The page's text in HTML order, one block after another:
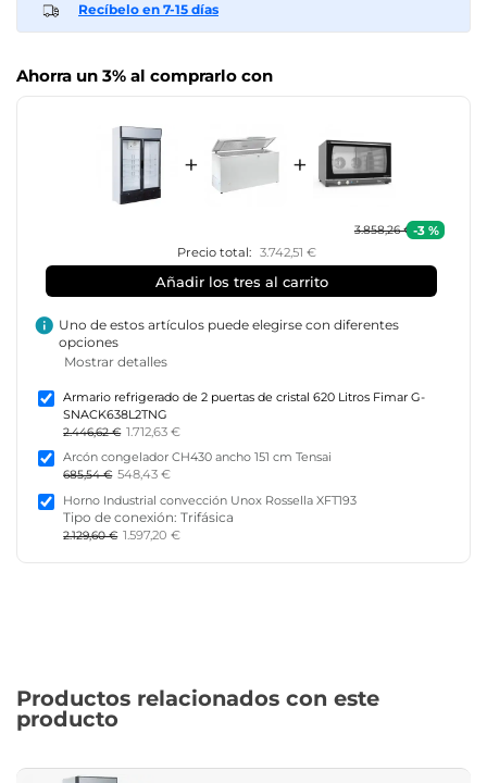
Recíbelo en 7-15 días
Ahorra un 3% al comprarlo con
+ +
3.858,26 € -3 %
Precio total:
3.742,51 €
Añadir los tres al carrito
info Uno de estos artículos puede elegirse con diferentes
opciones
Mostrar detalles
Armario refrigerado de 2 puertas de cristal 620 Litros Fimar G-
SNACK638L2TNG
2.446,62 € 1.712,63 €
Arcón congelador CH430 ancho 151 cm Tensai
685,54 € 548,43 €
Horno Industrial convección Unox Rossella XFT193
Tipo de conexión: Trifásica
2.129,60 € 1.597,20 €
Productos relacionados con este
producto